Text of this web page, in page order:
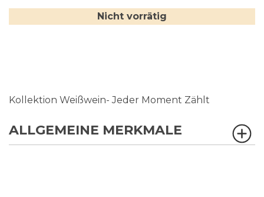
Nicht vorrätig
Kollektion Weißwein- Jeder Moment Zählt
ALLGEMEINE MERKMALE